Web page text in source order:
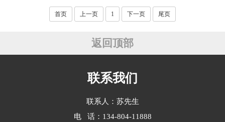
首页 上一页 1 下一页 尾页
返回顶部
联系我们
联系人：苏先生
电 话：134-804-11888